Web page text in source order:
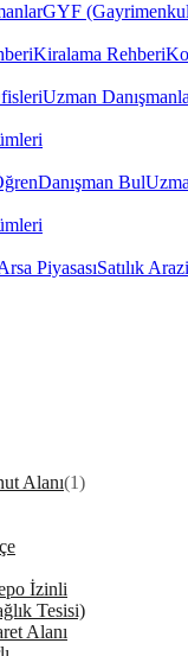
GYF (Gayrimenkul
Kiralama Rehberi
Uzman
Danışman Bul
PiyasasıSatılık
Alanı(1)
İzinli
Tesisi)
Alanı